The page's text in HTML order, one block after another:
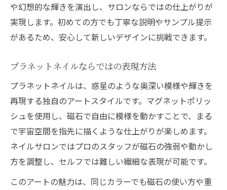
や幻想的な輝きを演出し、サロンならではの仕上がりが
実現します。初めての方でも丁寧な説明やサンプル提示
があるため、安心して新しいデザインに挑戦できます。
プラネットネイルならではの表現方法
プラネットネイルは、惑星のような奥深い模様や輝きを
再現する独自のアートスタイルです。マグネットポリッ
シュを使用し、磁石で自由に模様を動かすことで、まる
で宇宙空間を指先に描くような仕上がりが楽しめます。
ネイルサロンではプロのスタッフが磁石の強弱や動かし
方を調整し、セルフでは難しい繊細な表現が可能です。
このアートの魅力は、同じカラーでも磁石の使い方や重